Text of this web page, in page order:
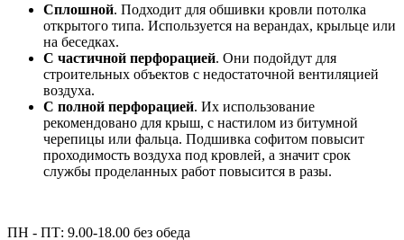
Сплошной. Подходит для обшивки кровли потолка
открытого типа. Используется на верандах, крыльце или
на беседках.
С частичной перфорацией. Они подойдут для
строительных объектов с недостаточной вентиляцией
воздуха.
С полной перфорацией. Их использование
рекомендовано для крыш, с настилом из битумной
черепицы или фальца. Подшивка софитом повысит
проходимость воздуха под кровлей, а значит срок
службы проделанных работ повысится в разы.
ПН - ПТ: 9.00-18.00 без обеда